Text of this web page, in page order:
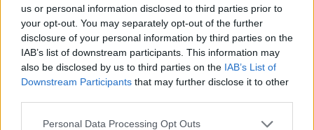
us or personal information disclosed to third parties prior to
your opt-out. You may separately opt-out of the further
disclosure of your personal information by third parties on the
IAB’s list of downstream participants. This information may
also be disclosed by us to third parties on the IAB’s List of
Downstream Participants that may further disclose it to other
Please note that this website/app uses one or more Google
Personal Data Processing Opt Outs
képet küldeni nekem az új kályhájáról”.